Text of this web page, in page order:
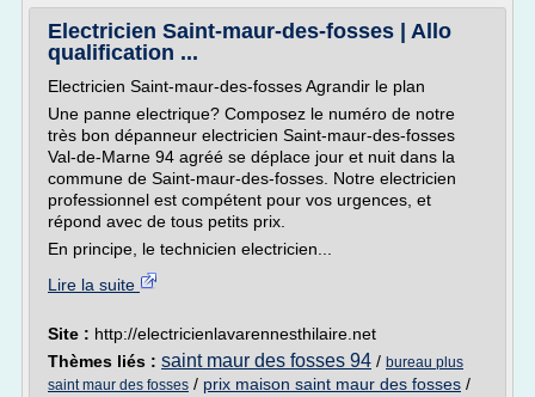
Electricien Saint-maur-des-fosses | Allo
qualification ...
Electricien Saint-maur-des-fosses Agrandir le plan
Une panne electrique? Composez le numéro de notre
très bon dépanneur electricien Saint-maur-des-fosses
Val-de-Marne 94 agréé se déplace jour et nuit dans la
commune de Saint-maur-des-fosses. Notre electricien
professionnel est compétent pour vos urgences, et
répond avec de tous petits prix.
En principe, le technicien electricien...
Lire la suite
Site : http://electricienlavarennesthilaire.net
Thèmes liés : saint maur des fosses 94 / bureau plus
saint maur des fosses / prix maison saint maur des fosses /